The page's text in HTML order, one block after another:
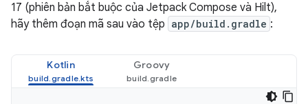
17 (phiên bản bắt buộc của Jetpack Compose và Hilt),
hãy thêm đoạn mã sau vào tệp app/build.gradle :
Kotlin Groovy